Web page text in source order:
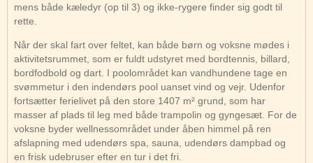
mens både kæledyr (op til 3) og ikke-rygere finder sig godt til
rette.
Når der skal fart over feltet, kan både børn og voksne mødes i
aktivitetsrummet, som er fuldt udstyret med bordtennis, billard,
bordfodbold og dart. I poolområdet kan vandhundene tage en
svømmetur i den indendørs pool uanset vind og vejr. Udenfor
fortsætter ferielivet på den store 1407 m² grund, som har
masser af plads til leg med både trampolin og gyngesæt. For de
voksne byder wellnessområdet under åben himmel på ren
afslapning med udendørs spa, sauna, udendørs dampbad og
en frisk udebruser efter en tur i det fri.